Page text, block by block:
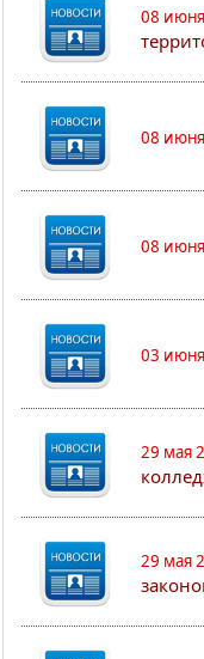
08
08
08
03
29 мая
29 мая